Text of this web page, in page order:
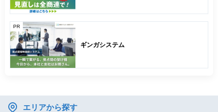
PR
ギンガシステム
エリアから探す